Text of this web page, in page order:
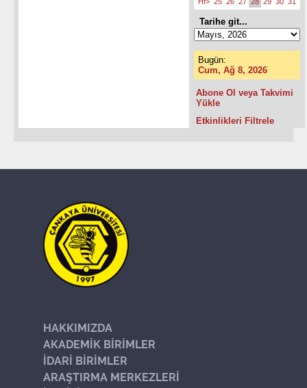
Tarihe git...
Bugün:
Cum, Ağ 8, 2026
Abone Ol veya Takvimi
Yükle
Etkinlikleri Filtrele
HAKKIMIZDA
AKADEMİK BİRİMLER
İDARİ BİRİMLER
ARAŞTIRMA MERKEZLERİ